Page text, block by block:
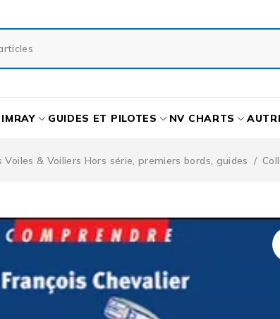
IMRAY GUIDES ET PILOTES NV CHARTS
Voiles & Voiliers Hors série, premiers bords, guides /